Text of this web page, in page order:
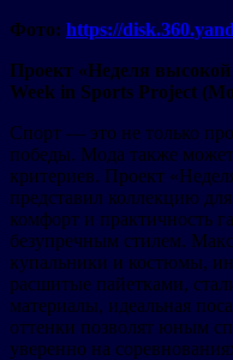
Фото: https://
Проект «Неделя
Week in Sports Project
Спорт — это не только
победы. Мода также
критериев. Проект
представил коллекцию
комфорт и практичность
безупречным стилем.
купальники и костюмы,
расшитые пайетками,
материалы, идеальная
оттенки позволят юным
уверенно на